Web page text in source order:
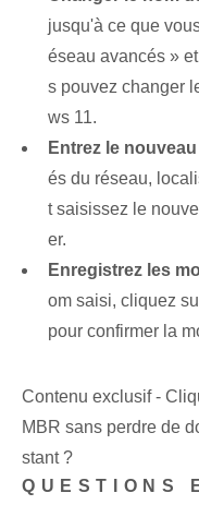
jusqu'à ce que
éseau avancés »
s pouvez changer
ws 11.
Entrez le
és du réseau,
t saisissez le
er.
Enregistrez les
om saisi, cliquez
pour confirmer la
Contenu exclusif -
MBR sans perdre de
stant ?
QUESTIONS